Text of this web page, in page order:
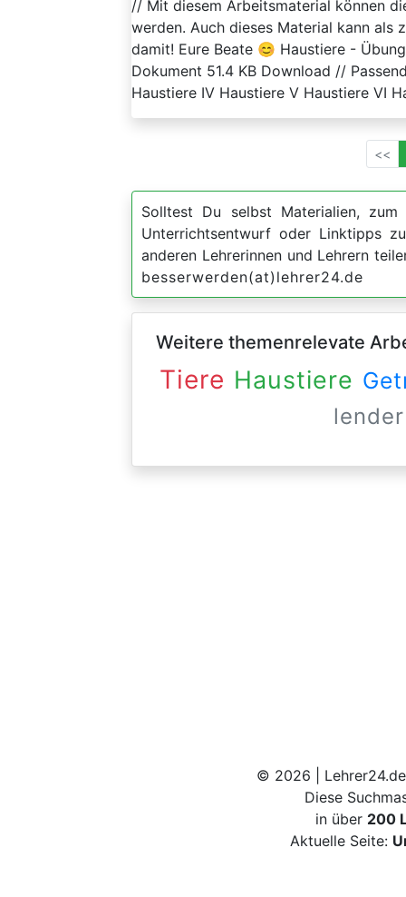
// Mit diesem Arbeitsmaterial können
werden. Auch dieses Material kann
damit! Eure Beate 😊 Haustiere -
Dokument 51.4 KB Download //
Haustiere IV Haustiere V Haustiere VI
<<
Solltest Du selbst Materialien,
Unterrichtsentwurf oder Linktipps
anderen Lehrerinnen und Lehrern
besserwerden(at)lehrer24.de
Weitere themenrelevate
Tiere Haustiere
lender
© 2026 |
Diese
in über 200
Aktuelle Seite: